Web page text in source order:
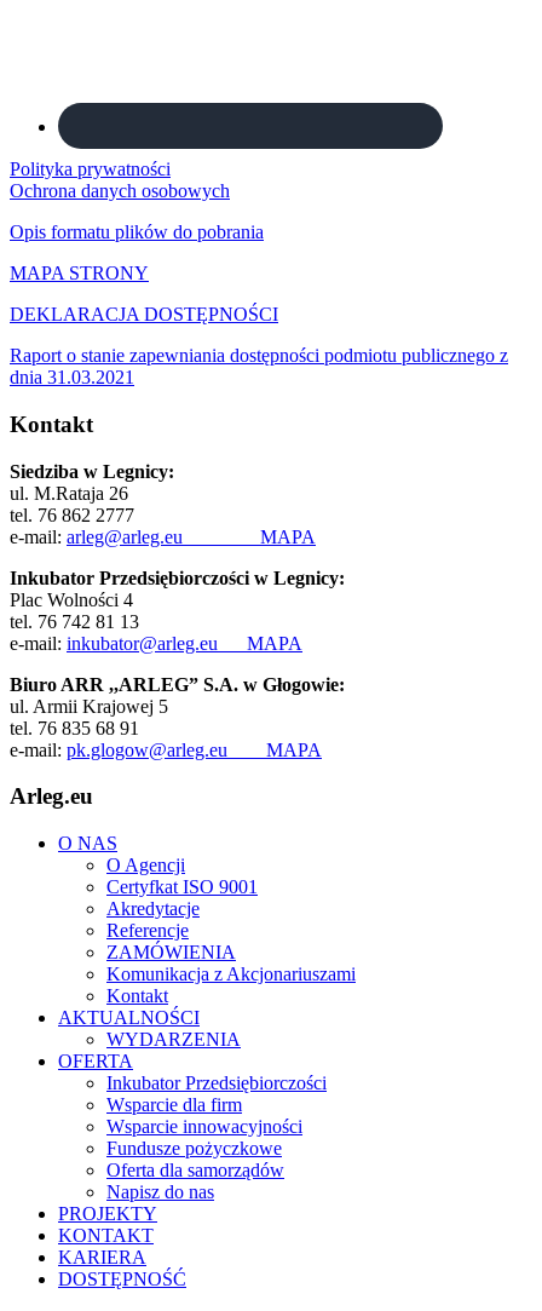
Polityka prywatności
Ochrona danych osobowych
Opis formatu plików do pobrania
MAPA STRONY
DEKLARACJA DOSTĘPNOŚCI
Raport o stanie zapewniania dostępności podmiotu publicznego z
dnia 31.03.2021
Kontakt
Siedziba w Legnicy:
ul. M.Rataja 26
tel. 76 862 2777
e-mail: arleg@arleg.eu MAPA
Inkubator Przedsiębiorczości w Legnicy:
Plac Wolności 4
tel. 76 742 81 13
e-mail: inkubator@arleg.eu MAPA
Biuro ARR ,,ARLEG” S.A. w Głogowie:
ul. Armii Krajowej 5
tel. 76 835 68 91
e-mail: pk.glogow@arleg.eu MAPA
Arleg.eu
O NAS
O Agencji
Certyfkat ISO 9001
Akredytacje
Referencje
ZAMÓWIENIA
Komunikacja z Akcjonariuszami
Kontakt
AKTUALNOŚCI
WYDARZENIA
OFERTA
Inkubator Przedsiębiorczości
Wsparcie dla firm
Wsparcie innowacyjności
Fundusze pożyczkowe
Oferta dla samorządów
Napisz do nas
PROJEKTY
KONTAKT
KARIERA
DOSTĘPNOŚĆ